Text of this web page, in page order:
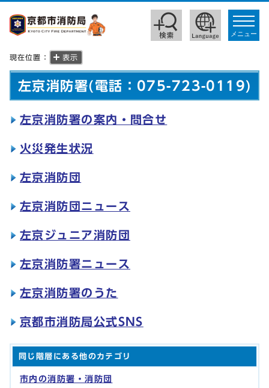
toggle
メニュー
現在位置： 表示
左京消防署(電話：075-723-0119)
左京消防署の案内・問合せ
火災発生状況
左京消防団
左京消防団ニュース
左京ジュニア消防団
左京消防署ニュース
左京消防署のうた
京都市消防局公式SNS
同じ階層にある他のカテゴリ
市内の消防署・消防団